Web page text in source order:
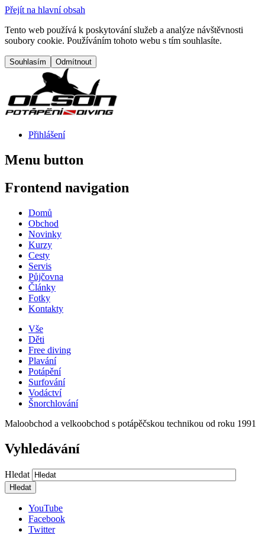
Přejít na hlavní obsah
Tento web používá k poskytování služeb a analýze návštěvnosti
soubory cookie. Používáním tohoto webu s tím souhlasíte.
Přihlášení
Menu button
Frontend navigation
Domů
Obchod
Novinky
Kurzy
Cesty
Servis
Půjčovna
Články
Fotky
Kontakty
Vše
Děti
Free diving
Plavání
Potápění
Surfování
Vodáctví
Šnorchlování
Maloobchod a velkoobchod s potápěčskou technikou od roku 1991
Vyhledávání
Hledat
YouTube
Facebook
Twitter